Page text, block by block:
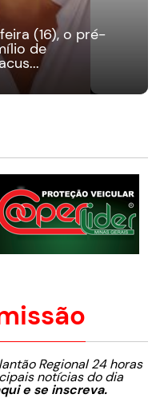
(16), o pré-
de
Regional 24 horas
notícias do dia
e se inscreva.